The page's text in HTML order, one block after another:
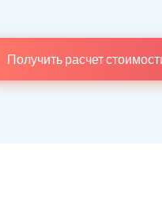
Получить расчет